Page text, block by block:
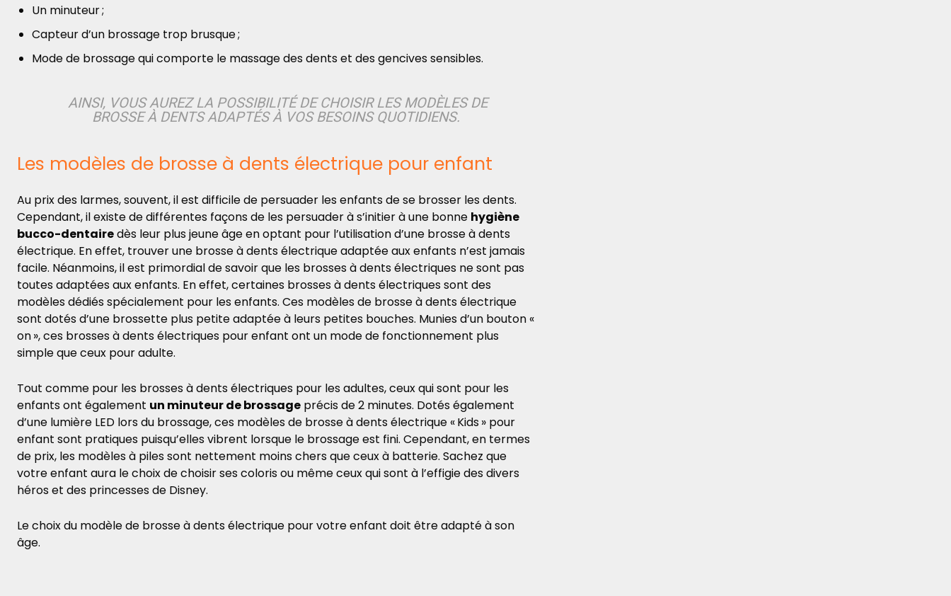
Un minuteur ;
Capteur d’un brossage trop brusque ;
Mode de brossage qui comporte le massage des dents et des gencives sensibles.
AINSI, VOUS AUREZ LA POSSIBILITÉ DE CHOISIR LES MODÈLES DE
BROSSE À DENTS ADAPTÉS À VOS BESOINS QUOTIDIENS.
Les modèles de brosse à dents électrique pour enfant
Au prix des larmes, souvent, il est difficile de persuader les enfants de se brosser les dents.
Cependant, il existe de différentes façons de les persuader à s’initier à une bonne hygiène
bucco-dentairedès leur plus jeune âge en optant pour l’utilisation d’une brosse à dents
électrique. En effet, trouver une brosse à dents électrique adaptée aux enfants n’est jamais
facile. Néanmoins,il est primordial de savoir que les brosses à dents électriques ne sont pas
toutes adaptées aux enfants. En effet, certaines brosses à dents électriques sont des
modèles dédiés spécialement pour les enfants. Ces modèles de brosse à dents électrique
sont dotés d’une brossette plus petite adaptée à leurs petites bouches. Munies d’un bouton «
on », ces brosses à dents électriques pour enfant ont un mode de fonctionnement plus
simple que ceux pour adulte.
Tout comme pour les brosses à dents électriques pour les adultes, ceux qui sont pour les
enfants ont également un minuteur de brossage précis de 2 minutes. Dotés également
d’une lumière LED lors du brossage, ces modèles de brosse à dents électrique «Kids» pour
enfant sont pratiques puisqu’elles vibrent lorsque le brossage est fini. Cependant, en termes
de prix, les modèles à piles sont nettement moins chers que ceux à batterie. Sachez que
votre enfant aura le choix de choisir ses coloris ou même ceux qui sont à l’effigie des divers
héros et des princesses de Disney.
Le choix du modèle de brosse à dents électrique pour votre enfant doit être adapté à son
âge.